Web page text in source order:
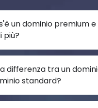
un dominio premium
più?
differenza tra un
standard?